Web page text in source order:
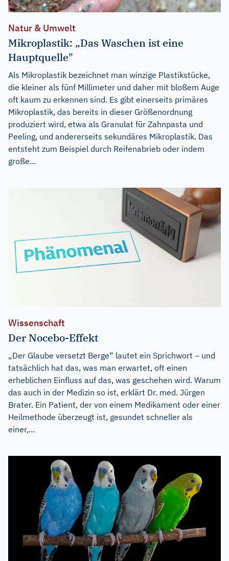
Natur & Umwelt
Mikroplastik: „Das Waschen ist eine
Hauptquelle"
Als Mikroplastik bezeichnet man winzige Plastikstücke,
die kleiner als fünf Millimeter und daher mit bloßem Auge
oft kaum zu erkennen sind. Es gibt einerseits primäres
Mikroplastik, das bereits in dieser Größenordnung
produziert wird, etwa als Granulat für Zahnpasta und
Peeling, und andererseits sekundäres Mikroplastik. Das
entsteht zum Beispiel durch Reifenabrieb oder indem
große...
Wissenschaft
Der Nocebo-Effekt
„Der Glaube versetzt Berge“ lautet ein Sprichwort – und
tatsächlich hat das, was man erwartet, oft einen
erheblichen Einfluss auf das, was geschehen wird. Warum
das auch in der Medizin so ist, erklärt Dr. med. Jürgen
Brater. Ein Patient, der von einem Medikament oder einer
Heilmethode überzeugt ist, gesundet schneller als
einer,...